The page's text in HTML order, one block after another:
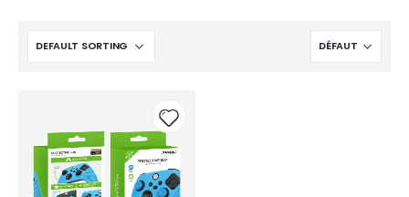
Add to
wishlist